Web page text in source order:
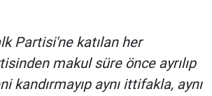
Partisi'ne katılan her
makul süre önce ayrılıp
kandırmayıp aynı ittifakla, aynı